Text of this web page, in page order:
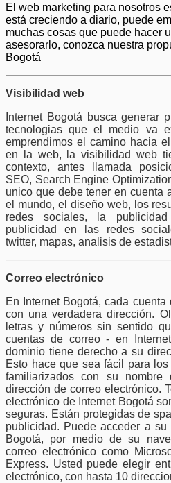
El web marketing para nosotros
está creciendo a diario, puede
muchas cosas que puede hacer
asesorarlo, conozca nuestra
Bogotá
Visibilidad web
Internet Bogotá busca generar
tecnologias que el medio va
emprendimos el camino hacia
en la web, la visibilidad web
contexto, antes llamada
SEO, Search Engine
unico que debe tener en cuenta
el mundo, el diseño web, los
redes sociales, la
publicidad en las redes
twitter, mapas, analisis de
Correo electrónico
En Internet Bogotá, cada
con una verdadera dirección.
letras y números sin sentido
cuentas de correo - en
dominio tiene derecho a su
Esto hace que sea fácil para
familiarizados con su nombre
dirección de correo electrónico.
electrónico de Internet Bogotá
seguras. Están protegidas de
publicidad. Puede acceder a
Bogotá, por medio de su
correo electrónico como
Express. Usted puede elegir
electrónico, con hasta 10